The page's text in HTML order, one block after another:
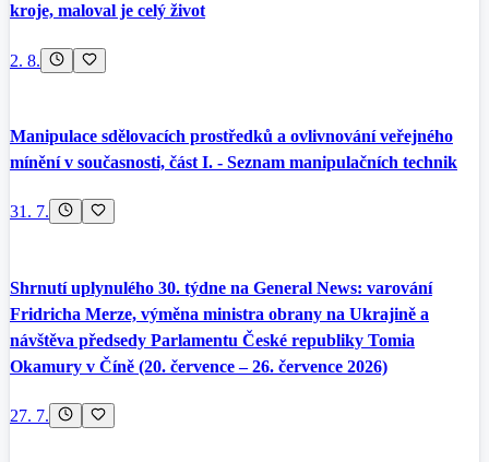
kroje, maloval je celý život
2. 8.
Manipulace sdělovacích prostředků a ovlivnování veřejného
mínění v současnosti, část I. - Seznam manipulačních technik
31. 7.
Shrnutí uplynulého 30. týdne na General News: varování
Fridricha Merze, výměna ministra obrany na Ukrajině a
návštěva předsedy Parlamentu České republiky Tomia
Okamury v Číně (20. července – 26. července 2026)
27. 7.